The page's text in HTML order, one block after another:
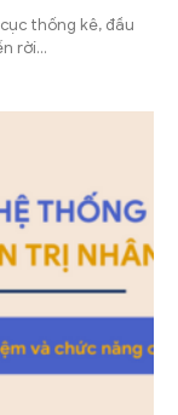
thống kê, đầu
rời...